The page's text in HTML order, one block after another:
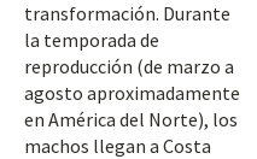
transformación. Durante
la temporada de
reproducción (de marzo a
agosto aproximadamente
en América del Norte), los
machos llegan a Costa